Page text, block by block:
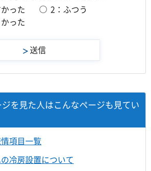
った
2：ふつう
った
ジを見た人はこんなページも見てい
項目一覧
冷房設置について